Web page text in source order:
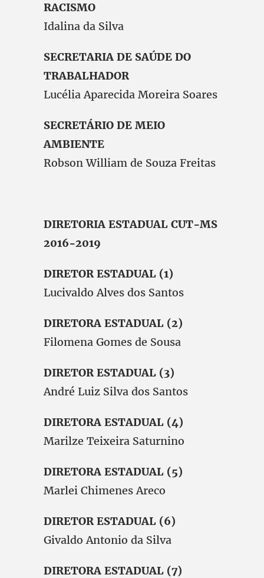
RACISMO
Idalina da Silva
SECRETARIA DE SAÚDE DO
TRABALHADOR
Lucélia Aparecida Moreira Soares
SECRETÁRIO DE MEIO
AMBIENTE
Robson William de Souza Freitas
DIRETORIA ESTADUAL CUT-MS
2016-2019
DIRETOR ESTADUAL (1)
Lucivaldo Alves dos Santos
DIRETORA ESTADUAL (2)
Filomena Gomes de Sousa
DIRETOR ESTADUAL (3)
André Luiz Silva dos Santos
DIRETORA ESTADUAL (4)
Marilze Teixeira Saturnino
DIRETORA ESTADUAL (5)
Marlei Chimenes Areco
DIRETOR ESTADUAL (6)
Givaldo Antonio da Silva
DIRETORA ESTADUAL (7)